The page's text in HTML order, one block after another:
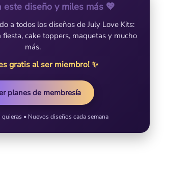
este diseño y miles más 💖
a todos los diseños de July Love Kits:
fiesta, cake toppers, maquetas y mucho
más.
gratis al ser miembro! ✨
planes de membresía
• Nuevos diseños cada semana